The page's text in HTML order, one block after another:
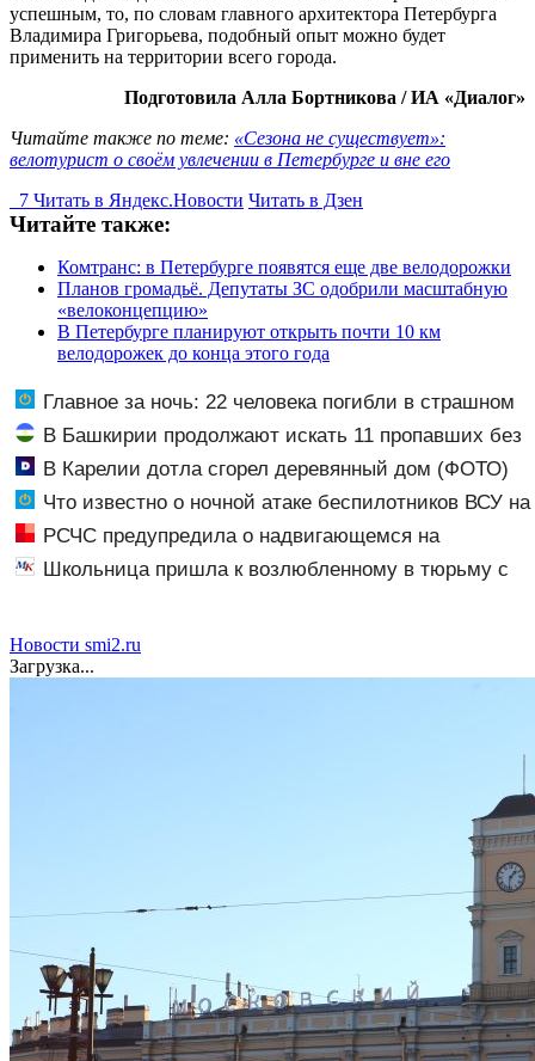
успешным, то, по словам главного архитектора Петербурга
Владимира Григорьева, подобный опыт можно будет
применить на территории всего города.
Подготовила Алла Бортникова / ИА «Диалог»
Читайте также по теме: «Сезона не существует»:
велотурист о своём увлечении в Петербурге и вне его
7 Читать в Яндекс.Новости Читать в Дзен
Читайте также:
Комтранс: в Петербурге появятся еще две велодорожки
Планов громадьё. Депутаты ЗС одобрили масштабную
«велоконцепцию»
В Петербурге планируют открыть почти 10 км
велодорожек до конца этого года
Главное за ночь: 22 человека погибли в страшном
ДТП, а россияне жалуются на отдых в Турции
В Башкирии продолжают искать 11 пропавших без
вестиВ Карелии дотла сгорел деревянный дом (ФОТО)
Что известно о ночной атаке беспилотников ВСУ на
Воронежскую область
РСЧС предупредила о надвигающемся на
Волгоградскую область шторме
Школьница пришла к возлюбленному в тюрьму с
Новости smi2.ru
Загрузка...